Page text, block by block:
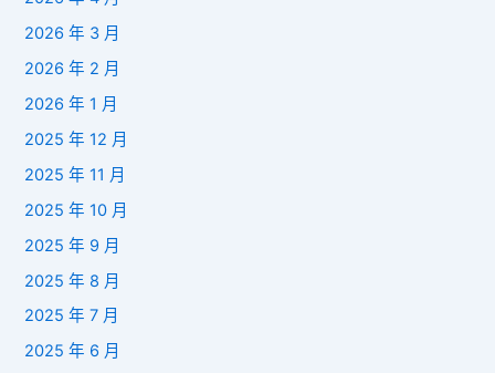
2026 年 3 月
2026 年 2 月
2026 年 1 月
2025 年 12 月
2025 年 11 月
2025 年 10 月
2025 年 9 月
2025 年 8 月
2025 年 7 月
2025 年 6 月